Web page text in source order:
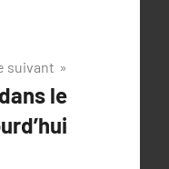
suivant
le